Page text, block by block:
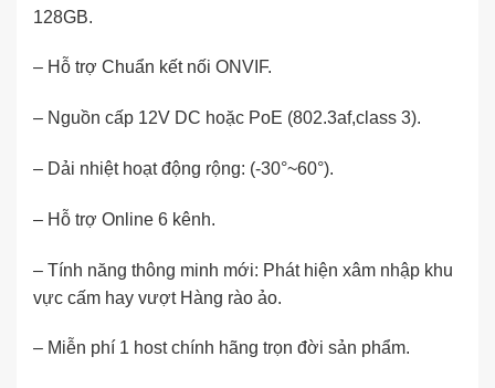
128GB.
– Hỗ trợ Chuẩn kết nối ONVIF.
– Nguồn cấp 12V DC hoặc PoE (802.3af,class 3).
– Dải nhiệt hoạt động rộng: (-30°~60°).
– Hỗ trợ Online 6 kênh.
– Tính năng thông minh mới: Phát hiện xâm nhập khu
vực cấm hay vượt Hàng rào ảo.
– Miễn phí 1 host chính hãng trọn đời sản phẩm.